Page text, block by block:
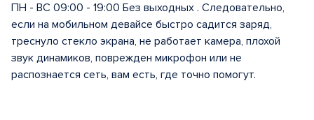
ПН - ВС 09:00 - 19:00 Без выходных . Следовательно,
если на мобильном девайсе быстро садится заряд,
треснуло стекло экрана, не работает камера, плохой
звук динамиков, поврежден микрофон или не
распознается сеть, вам есть, где точно помогут.